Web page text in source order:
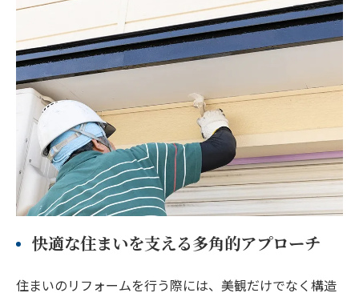
快適な住まいを支える多角的アプローチ
住まいのリフォームを行う際には、美観だけでなく構造